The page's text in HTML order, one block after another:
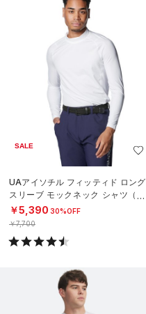
SALE
UAアイソチル フィッティド ロング
スリーブ モックネック シャツ（ゴ
ルフ/MEN）
￥5,390 30%OFF
￥7,700